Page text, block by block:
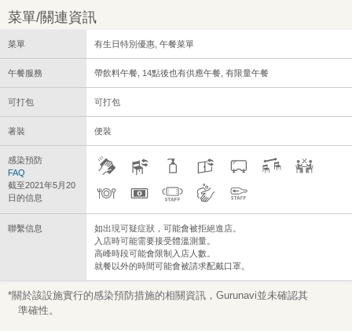
菜單/關連資訊
菜單 有生日特別優惠, 午餐菜單
午餐服務 帶飲料午餐, 14點後也有供應午餐, 有限量午餐
可打包 可打包
著裝 便裝
感染預防
FAQ
截至2021年5月20
日的信息
聯繫信息
如出現可疑症狀，可能會被拒絕進店。
入店時可能需要接受體溫測量。
高峰時段可能會限制入店人數。
就餐以外的時間可能會被請求配戴口罩。
*關於該設施實行的感染預防措施的相關資訊，Gurunavi並未確認其
準確性。